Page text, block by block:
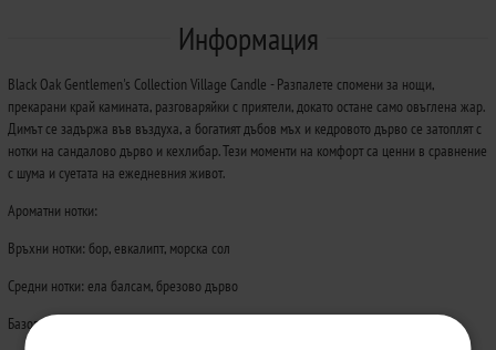
Информация
Black Oak Gentlemen's Collection Village Candle - Разпалете спомени за нощи,
прекарани край камината, разговаряйки с приятели, докато остане само овъглена жар.
Димът се задържа във въздуха, а богатият дъбов мъх и кедровото дърво се затоплят с
нотки на сандалово дърво и кехлибар. Тези моменти на комфорт са ценни в сравнение
с шума и суетата на ежедневния живот.
Ароматни нотки:
Връхни нотки: бор, евкалипт, морска сол
Средни нотки: ела балсам, брезово дърво
Базови нотки: мускус, кедрово дърво, мъх